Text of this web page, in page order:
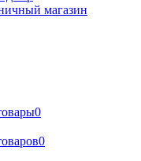
магазин
0
0